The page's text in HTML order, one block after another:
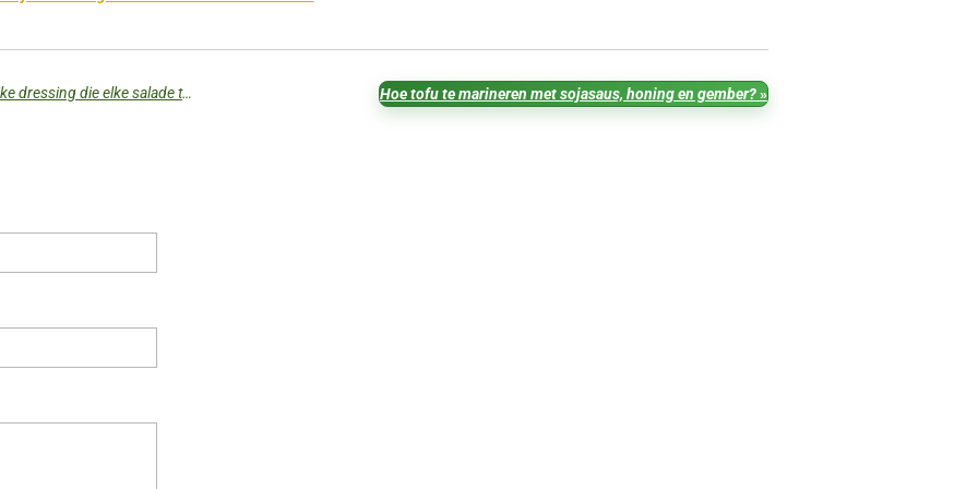
Honing-mosterd vinaigrette: een smakelijke dressing die elke salade transformeert Hoe tofu te marineren met sojasaus, honing en gember?»